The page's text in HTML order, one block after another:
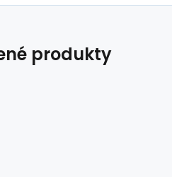
produkty